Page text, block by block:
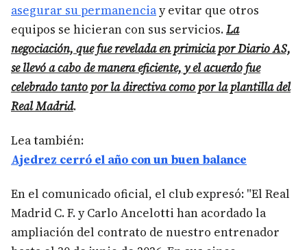
asegurar su permanenciay evitar que otros
equipos se hicieran con sus servicios.La
negociación, que fue revelada en primicia por Diario AS,
se llevó a cabo de manera eficiente, y el acuerdo fue
celebrado tanto por la directiva como por la plantilla del
Real Madrid.
Lea también:
Ajedrez cerró el año con un buen balance
En el comunicado oficial, el club expresó: "El Real
Madrid C. F. y Carlo Ancelotti han acordado la
ampliación del contrato de nuestro entrenador